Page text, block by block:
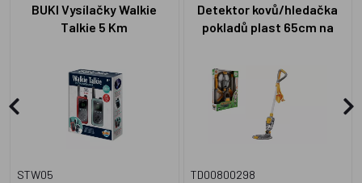
BUKI Vysílačky Walkie
Talkie 5 Km
STW05
Detektor kovů/hledačka
pokladů plast 65cm na
23x33x7cm
TD00800298